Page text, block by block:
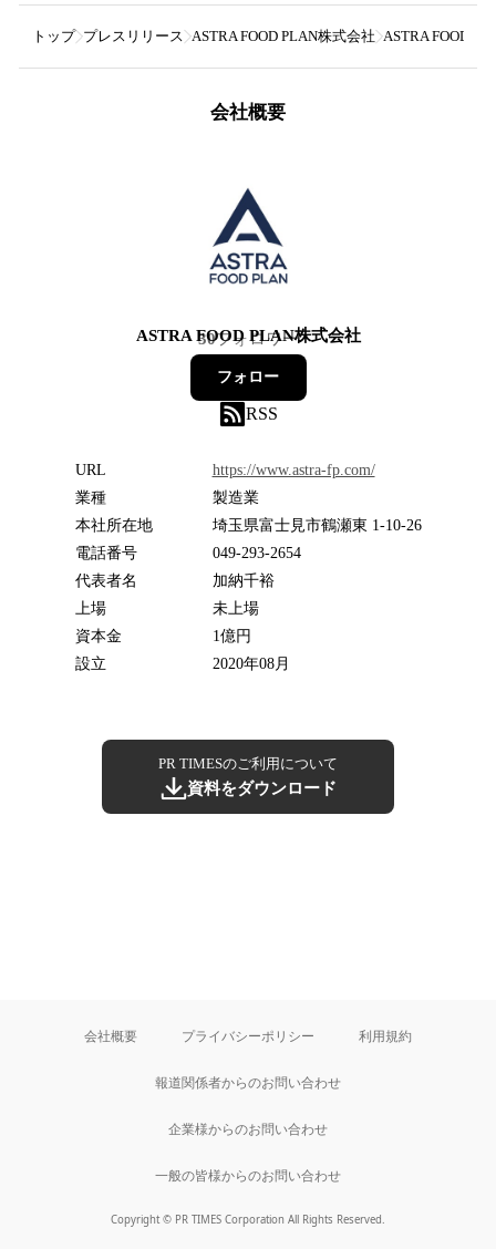
トップ プレスリリース ASTRA FOOD PLAN株式会社 ASTRA FOOD
会社概要
ASTRA FOOD PLAN株式会社
30フォロワー
フォロー
RSS
URL
https://www.astra-fp.com/
業種
製造業
本社所在地
埼玉県富士見市鶴瀬東 1-10-26
電話番号
049-293-2654
代表者名
加納千裕
上場
未上場
資本金
1億円
設立
2020年08月
PR TIMESのご利用について
資料をダウンロード
会社概要 プライバシーポリシー 利用規約
報道関係者からのお問い合わせ
企業様からのお問い合わせ
一般の皆様からのお問い合わせ
Copyright © PR TIMES Corporation All Rights Reserved.